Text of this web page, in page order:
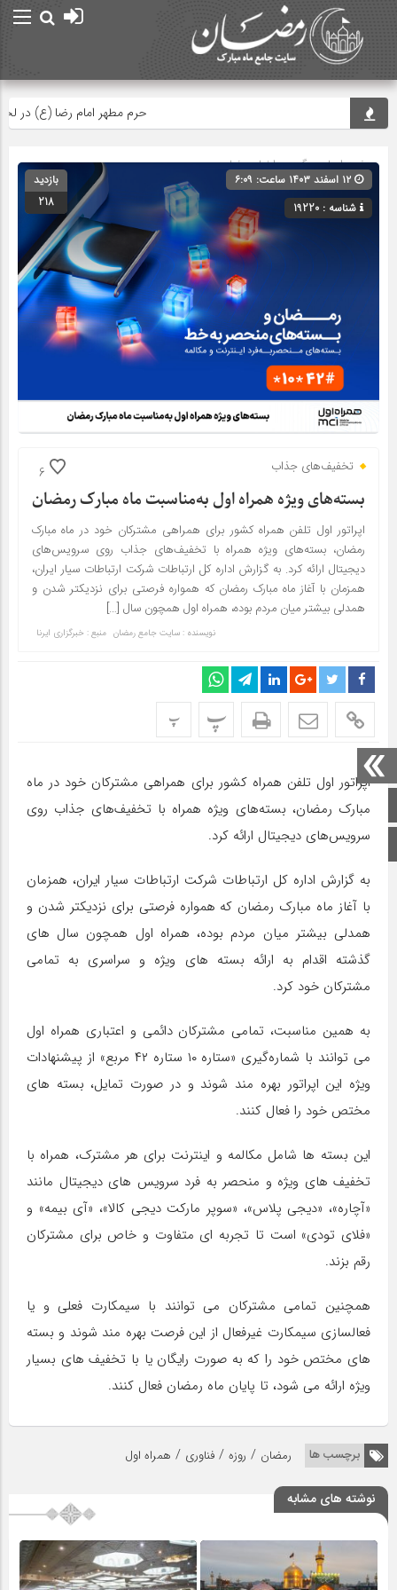
صفحه اصلی
اینستاگرام
حرم مطهر امام رضا (ع) در لحظه
صفحه اصلی» گروه »اخبار رمضان
شناسه : 19220
بازدید
218
6 تخفیف‌های جذاب
بسته‌های ویژه همراه اول به‌مناسبت ماه مبارک رمضان
اپراتور اول تلفن همراه کشور برای همراهی مشترکان خود در ماه مبارک
رمضان، بسته‌های ویژه همراه با تخفیف‌های جذاب روی سرویس‌های
دیجیتال ارائه کرد. به گزارش اداره کل ارتباطات شرکت ارتباطات سیار ایران،
همزمان با آغاز ماه مبارک رمضان که همواره فرصتی برای نزدیکتر شدن و
همدلی بیشتر میان مردم بوده، همراه اول همچون سال […]
نویسنده : سایت جامع رمضان منبع : خبرگزاری ایرنا
پ پ
اپراتور اول تلفن همراه کشور برای همراهی مشترکان خود در ماه
مبارک رمضان، بسته‌های ویژه همراه با تخفیف‌های جذاب روی
سرویس‌های دیجیتال ارائه کرد.
به گزارش اداره کل ارتباطات شرکت ارتباطات سیار ایران، همزمان
با آغاز ماه مبارک رمضان که همواره فرصتی برای نزدیکتر شدن و
همدلی بیشتر میان مردم بوده، همراه اول همچون سال های
گذشته اقدام به ارائه بسته های ویژه و سراسری به تمامی
مشترکان خود کرد.
به همین مناسبت، تمامی مشترکان دائمی و اعتباری همراه اول
می توانند با شماره‌گیری «ستاره ۱۰ ستاره ۴۲ مربع» از پیشنهادات
ویژه این اپراتور بهره مند شوند و در صورت تمایل، بسته های
مختص خود را فعال کنند.
این بسته ها شامل مکالمه و اینترنت برای هر مشترک، همراه با
تخفیف های ویژه و منحصر به فرد سرویس های دیجیتال مانند
«آچاره»، «دیجی پلاس»، «سوپر مارکت دیجی کالا»، «آی بیمه» و
«فلای تودی» است تا تجربه ای متفاوت و خاص برای مشترکان
رقم بزند.
همچنین تمامی مشترکان می توانند با سیمکارت فعلی و یا
فعالسازی سیمکارت غیرفعال از این فرصت بهره مند شوند و بسته
های مختص خود را که به صورت رایگان یا با تخفیف های بسیار
ویژه ارائه می شود، تا پایان ماه رمضان فعال کنند.
برچسب ها رمضان / روزه / فناوری / همراه اول
نوشته های مشابه